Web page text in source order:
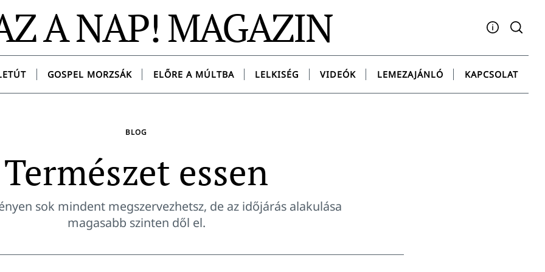
A NAP! MAGAZIN
Facebook
YouTubeInstagram
TwitterSpotify
GOSPEL MORZSÁK ELŐRE A MÚLTBA LELKISÉG VIDEÓK LEMEZAJÁNLÓ KAPCSOLAT
BLOG
Természet essen
sok mindent megszervezhetsz, de az időjárás alakulása
magasabb szinten dől el.